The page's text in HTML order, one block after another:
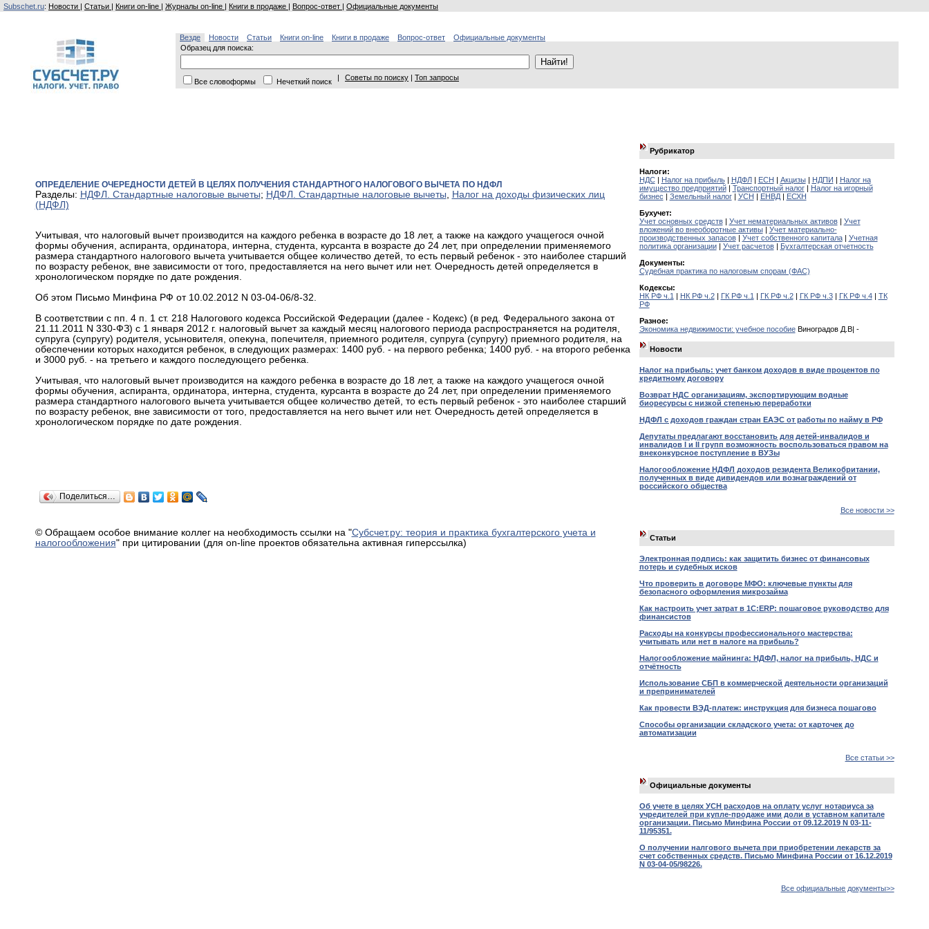
Subschet.ru: Новости | Статьи | Книги on-line | Журналы on-line | Книги в продаже | Вопрос-ответ | Официальные документы
Везде Новости Статьи Книги on-line Книги в продаже Вопрос-ответ
Официальные документы
Образец для поиска:
Все словоформы Нечеткий поиск | Советы по поиску | Топ запросы
ОПРЕДЕЛЕНИЕ ОЧЕРЕДНОСТИ ДЕТЕЙ В ЦЕЛЯХ ПОЛУЧЕНИЯ СТАНДАРТНОГО НАЛОГОВОГО ВЫЧЕТА ПО НДФЛ
Разделы: НДФЛ. Стандартные налоговые вычеты; НДФЛ. Стандартные налоговые вычеты, Налог на доходы физических лиц
(НДФЛ)
Учитывая, что налоговый вычет производится на каждого ребенка в возрасте до 18 лет, а также на каждого учащегося очной
формы обучения, аспиранта, ординатора, интерна, студента, курсанта в возрасте до 24 лет, при определении применяемого
размера стандартного налогового вычета учитывается общее количество детей, то есть первый ребенок - это наиболее старший
по возрасту ребенок, вне зависимости от того, предоставляется на него вычет или нет. Очередность детей определяется в
хронологическом порядке по дате рождения.
Об этом Письмо Минфина РФ от 10.02.2012 N 03-04-06/8-32.
В соответствии с пп. 4 п. 1 ст. 218 Налогового кодекса Российской Федерации (далее - Кодекс) (в ред. Федерального закона от
21.11.2011 N 330-ФЗ) с 1 января 2012 г. налоговый вычет за каждый месяц налогового периода распространяется на родителя,
супруга (супругу) родителя, усыновителя, опекуна, попечителя, приемного родителя, супруга (супругу) приемного родителя, на
обеспечении которых находится ребенок, в следующих размерах: 1400 руб. - на первого ребенка; 1400 руб. - на второго ребенка
и 3000 руб. - на третьего и каждого последующего ребенка.
Учитывая, что налоговый вычет производится на каждого ребенка в возрасте до 18 лет, а также на каждого учащегося очной
формы обучения, аспиранта, ординатора, интерна, студента, курсанта в возрасте до 24 лет, при определении применяемого
размера стандартного налогового вычета учитывается общее количество детей, то есть первый ребенок - это наиболее старший
по возрасту ребенок, вне зависимости от того, предоставляется на него вычет или нет. Очередность детей определяется в
хронологическом порядке по дате рождения.
Поделиться…
© Обращаем особое внимание коллег на необходимость ссылки на "Субсчет.ру: теория и практика бухгалтерского учета и
налогообложения" при цитировании (для on-line проектов обязательна активная гиперссылка)
Рубрикатор
Налоги:
НДС| Налог на прибыль| НДФЛ| ЕСН | Акцизы| НДПИ | Налог на
имущество предприятий| Транспортный налог| Налог на игорный
бизнес | Земельный налог| УСН | ЕНВД| ЕСХН
Бухучет:
Учет основных средств| Учет нематериальных активов| Учет
вложений во внеоборотные активы| Учет материально-
производственных запасов| Учет собственного капитала| Учетная
политика организации| Учет расчетов| Бухгалтерская отчетность
Документы:
Судебная практика по налоговым спорам (ФАС)
Кодексы:
НК РФ ч.1 | НК РФ ч.2| ГК РФ ч.1 | ГК РФ ч.2| ГК РФ ч.3| ГК РФ ч.4| ТК
РФ
Разное:
Экономика недвижимости: учебное пособиеВиноградов Д.В| -
Новости
Налог на прибыль: учет банком доходов в виде процентов по
кредитному договору
Возврат НДС организациям, экспортирующим водные
биоресурсы с низкой степенью переработки
НДФЛ с доходов граждан стран ЕАЭС от работы по найму в РФ
Депутаты предлагают восстановить для детей-инвалидов и
инвалидов I и II групп возможность воспользоваться правом на
внеконкурсное поступление в ВУЗы
Налогообложение НДФЛ доходов резидента Великобритании,
полученных в виде дивидендов или вознаграждений от
российского общества
Все новости >>
Статьи
Электронная подпись: как защитить бизнес от финансовых
потерь и судебных исков
Что проверить в договоре МФО: ключевые пункты для
безопасного оформления микрозайма
Как настроить учет затрат в 1С:ERP: пошаговое руководство для
финансистов
Расходы на конкурсы профессионального мастерства:
учитывать или нет в налоге на прибыль?
Налогообложение майнинга: НДФЛ, налог на прибыль, НДС и
отчётность
Использование СБП в коммерческой деятельности организаций
и препринимателей
Как провести ВЭД-платеж: инструкция для бизнеса пошагово
Способы организации складского учета: от карточек до
автоматизации
Все статьи >>
Официальные документы
Об учете в целях УСН расходов на оплату услуг нотариуса за
учредителей при купле-продаже ими доли в уставном капитале
организации. Письмо Минфина России от 09.12.2019 N 03-11-
11/95351.
О получении налгового вычета при приобретении лекарств за
счет собственных средств. Письмо Минфина России от 16.12.2019
N 03-04-05/98226.
Все официальные документы>>